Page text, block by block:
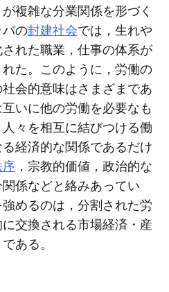
複雑な分業関係を形づく
パの封建社会では，生れや
れた職業，仕事の体系が
た。このように，労働の
会的意味はさまざまであ
いに他の労働を必要なも
々を相互に結びつける働
経済的な関係であるだけ
序 ，宗教的価値，政治的な
係などと絡みあってい
めるのは，分割された労
交換される市場経済・産
ある。